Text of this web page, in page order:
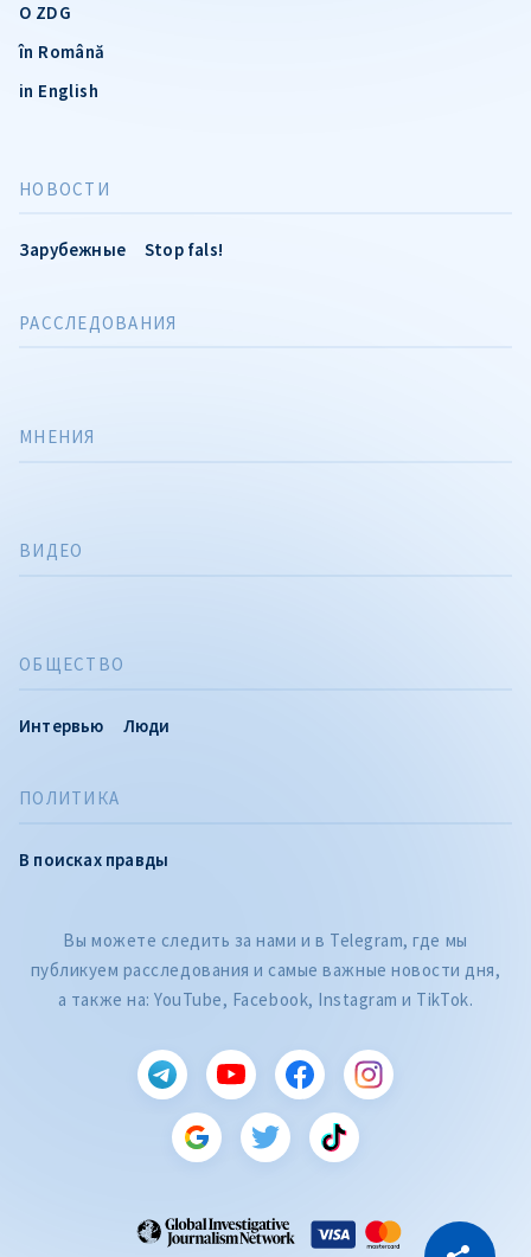
О ZDG
în Română
in English
НОВОСТИ
Зарубежные Stop fals!
ПОЛИТИКА
В поисках правды
РАССЛЕДОВАНИЯ
ОБЩЕСТВО
Интервью Люди
МНЕНИЯ
ВИДЕО
Вы можете следить за нами и в Telegram, где мы
публикуем расследования и самые важные новости дня,
а также на: YouTube, Facebook, Instagram и TikTok.
CITEȘTE